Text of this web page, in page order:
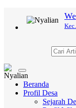
Toggle
navigation
Beranda
Profil Desa
Sejarah